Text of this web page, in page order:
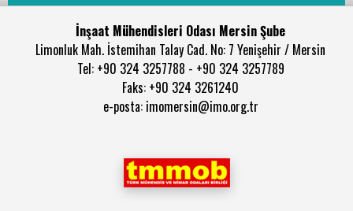
İnşaat Mühendisleri Odası Mersin Şube
Limonluk Mah. İstemihan Talay Cad. No: 7 Yenişehir / Mersin
Tel: +90 324 3257788 - +90 324 3257789
Faks: +90 324 3261240
e-posta: imomersin@imo.org.tr